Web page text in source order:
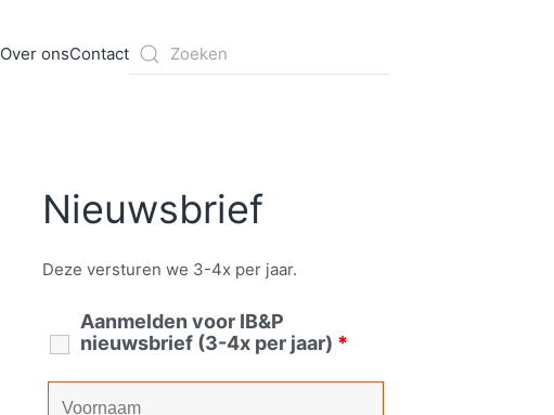
Over onsContact
Nieuwsbrief
Deze versturen we 3-4x per jaar.
Aanmelden voor IB&P
nieuwsbrief (3-4x per jaar) *